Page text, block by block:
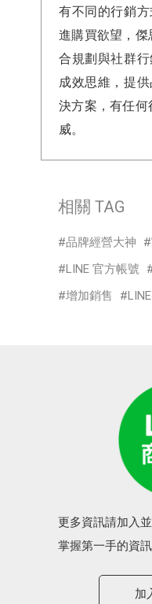
有不同的行銷
進購買欲望，傑
合規劃與社群
成效思維，提
決方案，有任何
威。
相關 TAG
品牌經營大神
LINE 官方帳號
增加銷售
更多資訊請加入
掌握第一手的資訊
加